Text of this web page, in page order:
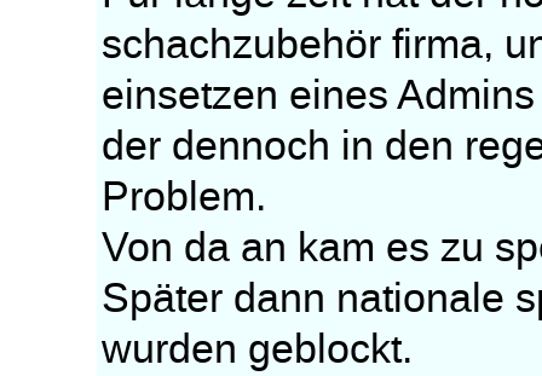
schachzubehör firma,
einsetzen eines
der dennoch in den
Problem.
Von da an kam es zu
Später dann nationale
wurden geblockt.